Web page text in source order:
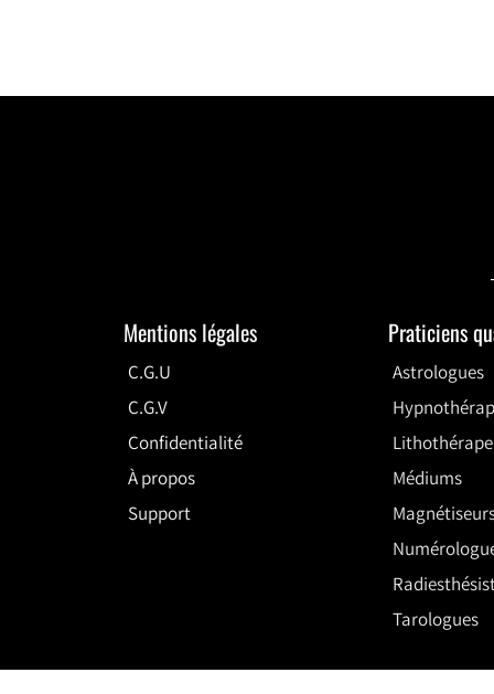
Mentions légales
C.G.U
C.G.V
Confidentialité
À propos
Support
Praticiens
Astrologues
Médiums
Tarologues